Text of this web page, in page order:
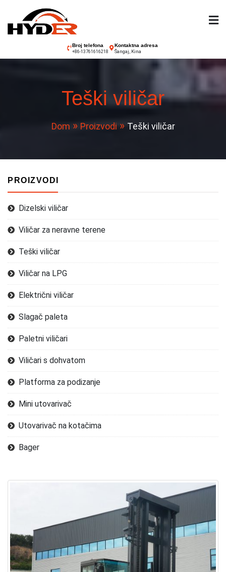
sadržaj
Hyder viličar
Broj telefona
+86-13761616218
Kontaktna adresa
Šangaj, Kina
Teški viličar
Dom Proizvodi Teški viličar
PROIZVODI
Dizelski viličar
Viličar za neravne terene
Teški viličar
Viličar na LPG
Električni viličar
Slagač paleta
Paletni viličari
Viličari s dohvatom
Platforma za podizanje
Mini utovarivač
Utovarivač na kotačima
Bager